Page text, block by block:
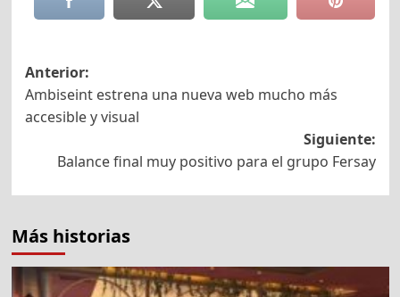
Navegación
de
entradas
Anterior:
Ambiseint estrena una nueva web mucho más
accesible y visual
Siguiente:
Balance final muy positivo para el grupo Fersay
Más historias